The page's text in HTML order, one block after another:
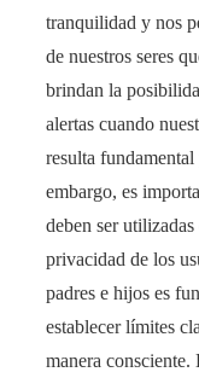
tranquilidad y nos
de nuestros seres
brindan la
alertas cuando
resulta
embargo, es
deben ser
privacidad de los
padres e hijos es
establecer límites
manera consciente.